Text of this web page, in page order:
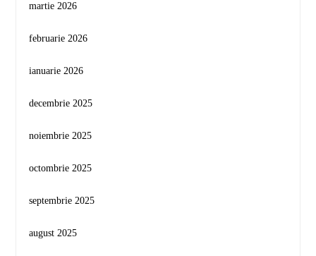
martie 2026
februarie 2026
ianuarie 2026
decembrie 2025
noiembrie 2025
octombrie 2025
septembrie 2025
august 2025